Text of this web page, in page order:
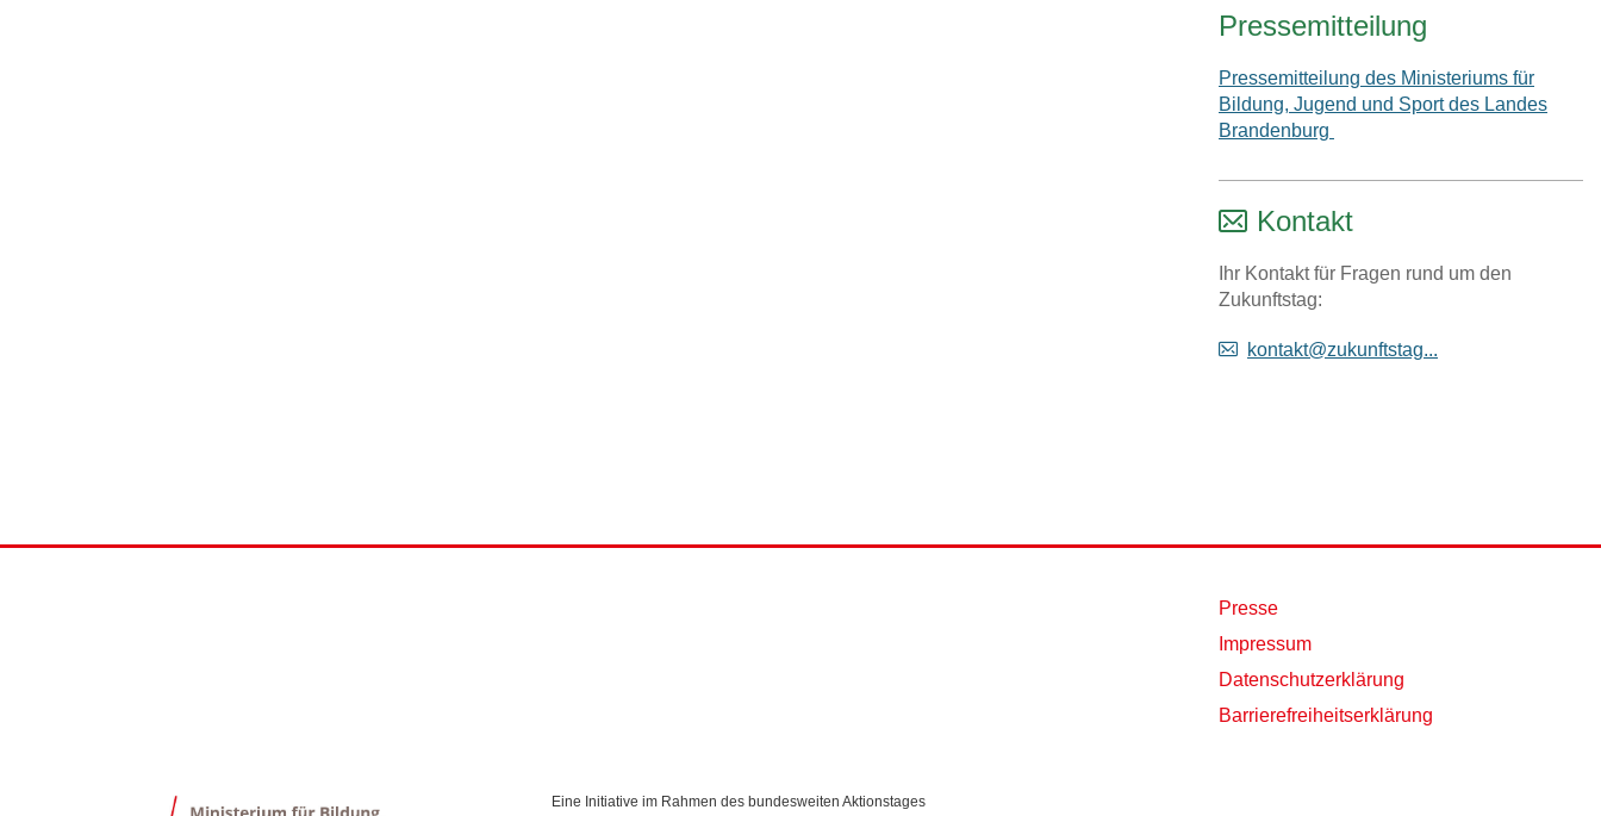
Pressemitteilung
Pressemitteilung des Ministeriums für
Bildung, Jugend und Sport des Landes
Brandenburg
Kontakt
Ihr Kontakt für Fragen rund um den
Zukunftstag:
kontakt@zukunftstag...
Presse
Impressum
Datenschutzerklärung
Barrierefreiheitserklärung
Eine Initiative im Rahmen des bundesweiten Aktionstages